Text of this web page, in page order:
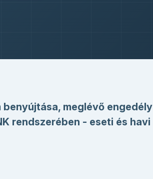
meglévő engedély
rendszerében - eseti és havi